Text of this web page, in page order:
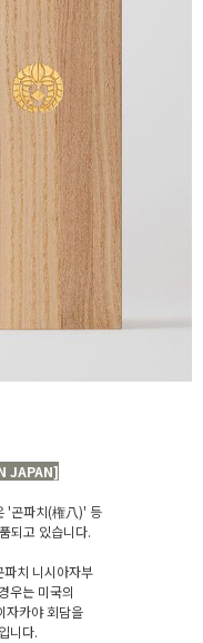
JAPAN]
'곤파치(権八)' 등
되고 있습니다.
치 니시아자부
우는 미국의
자카야 회담을
니다.